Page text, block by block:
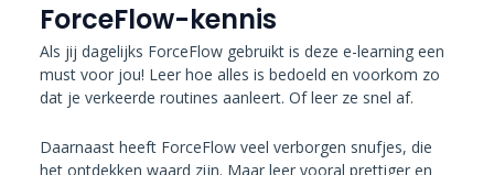
ForceFlow-kennis
Als jij dagelijks ForceFlow gebruikt is deze e-learning een
must voor jou! Leer hoe alles is bedoeld en voorkom zo
dat je verkeerde routines aanleert. Of leer ze snel af.
Daarnaast heeft ForceFlow veel verborgen snufjes, die
het ontdekken waard zijn. Maar leer vooral prettiger en